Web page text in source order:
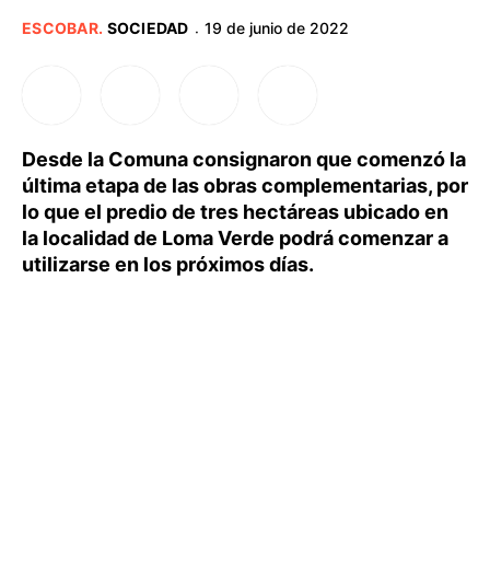
ESCOBAR. SOCIEDAD · 19 de junio de 2022
Desde la Comuna consignaron que comenzó la
última etapa de las obras complementarias, por
lo que el predio de tres hectáreas ubicado en
la localidad de Loma Verde podrá comenzar a
utilizarse en los próximos días.